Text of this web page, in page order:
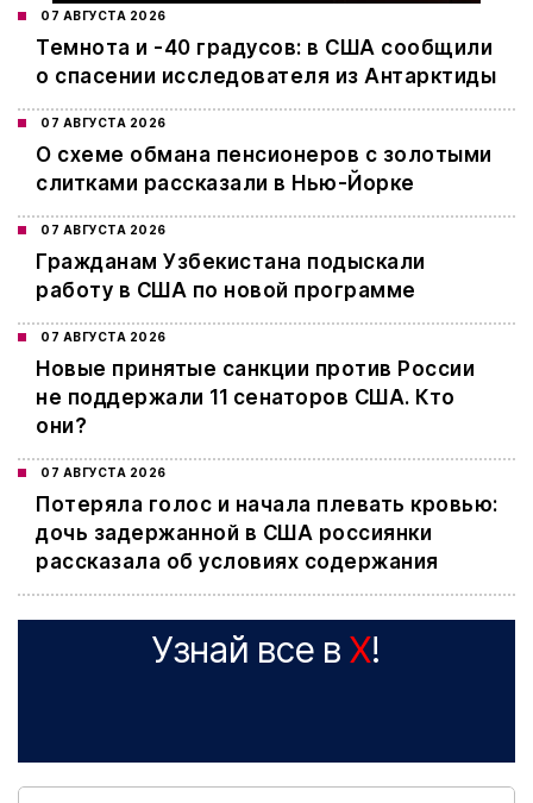
07 АВГУСТА 2026
Темнота и -40 градусов: в США сообщили
о спасении исследователя из Антарктиды
07 АВГУСТА 2026
О схеме обмана пенсионеров с золотыми
слитками рассказали в Нью-Йорке
07 АВГУСТА 2026
Гражданам Узбекистана подыскали
работу в США по новой программе
07 АВГУСТА 2026
Новые принятые санкции против России
не поддержали 11 сенаторов США. Кто
они?
07 АВГУСТА 2026
Потеряла голос и начала плевать кровью:
дочь задержанной в США россиянки
рассказала об условиях содержания
Узнай все в X!